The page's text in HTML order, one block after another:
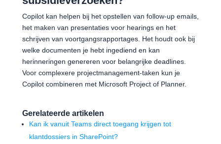
Copilot kan helpen bij het opstellen van follow-up emails,
het maken van presentaties voor hearings en het
schrijven van voortgangsrapportages. Het houdt ook bij
welke documenten je hebt ingediend en kan
herinneringen genereren voor belangrijke deadlines.
Voor complexere projectmanagement-taken kun je
Copilot combineren met Microsoft Project of Planner.
Gerelateerde artikelen
Kan ik vanuit Teams direct toegang krijgen tot
klantdossiers in SharePoint?